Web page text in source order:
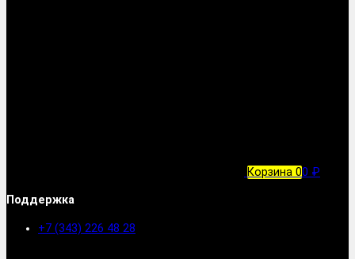
Корзина 00 ₽
Поддержка
+7 (343) 226 48 28